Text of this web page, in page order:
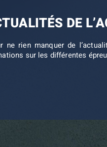
DE
ne rien manquer de
sur les différentes